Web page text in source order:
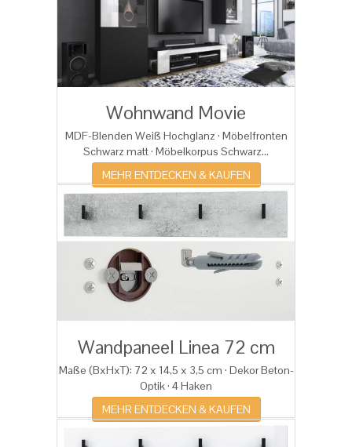
Wohnwand Movie
MDF-Blenden Weiß Hochglanz · Möbelfronten
Schwarz matt · Möbelkorpus Schwarz...
MEHR ENTDECKEN & KAUFEN
Wandpaneel Linea 72 cm
Maße (BxHxT): 72 x 14,5 x 3,5 cm · Dekor Beton-
Optik · 4 Haken
MEHR ENTDECKEN & KAUFEN